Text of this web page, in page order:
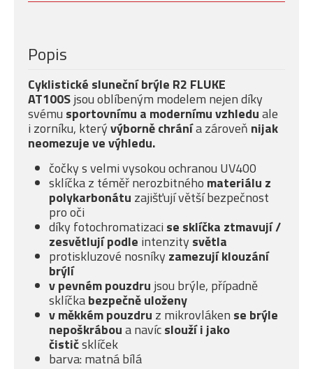
Popis
Cyklistické sluneční brýle R2 FLUKE
AT100Sjsou oblíbeným modelem nejen díky
svému sportovnímu a modernímu vzhleduale
i zorníku, kterývýborně chránía zároveň nijak
neomezuje ve výhledu.
čočky s velmi vysokou ochranou UV400
sklíčka z téměř nerozbitného materiálu z
polykarbonátu zajišťují větší bezpečnost
pro oči
díky fotochromatizaci se sklíčka ztmavují /
zesvětlují podle intenzity světla
protiskluzové nosníky zamezují klouzání
brýlí
v pevném pouzdru jsou brýle, případně
sklíčkabezpečně uloženy
v měkkém pouzdru z mikrovláken se brýle
nepoškráboua navícslouží i jako
čističsklíček
barva: matná bílá